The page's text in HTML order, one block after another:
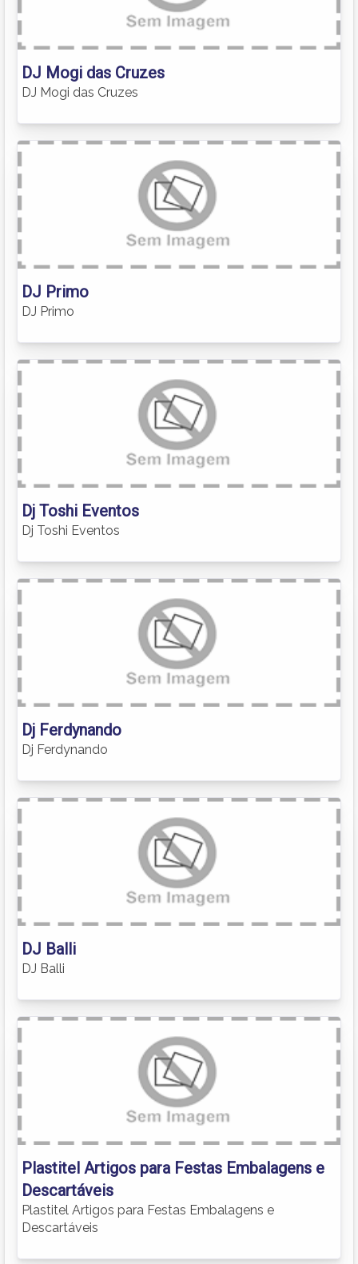
DJ Mogi das Cruzes
DJ Mogi das Cruzes
DJ Primo
DJ Primo
Dj Toshi Eventos
Dj Toshi Eventos
Dj Ferdynando
Dj Ferdynando
DJ Balli
DJ Balli
Plastitel Artigos para Festas Embalagens e
Descartáveis
Plastitel Artigos para Festas Embalagens e
Descartáveis